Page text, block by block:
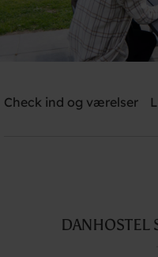
Brug for hjælp? Ring +45
Check ind og værelser
DANHOSTEL